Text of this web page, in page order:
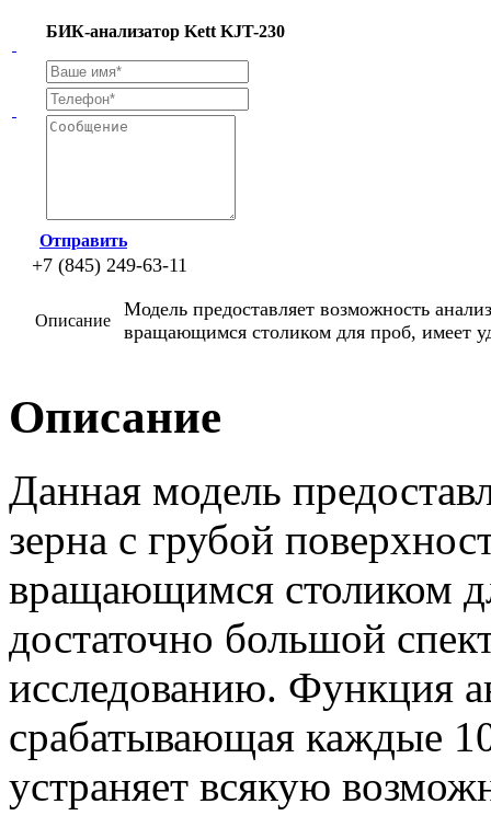
БИК-анализатор Kett KJT-230
Отправить
+7 (845) 249-63-11
Описание
Модель предоставляет возможность
вращающимся столиком для проб, имеет
Описание
Данная модель
зерна с грубой
вращающимся столиком
достаточно большой
исследованию. Функция
срабатывающая каждые
устраняет всякую